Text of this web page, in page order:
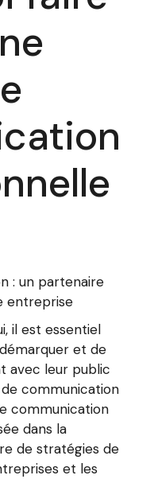
: un partenaire
entreprise
il est essentiel
et de
avec leur public
de communication
communication
dans la
de stratégies de
et les